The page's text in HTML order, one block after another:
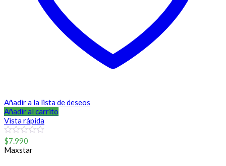
Añadir a la lista de deseos
Añadir al carrito
Vista rápida
0
out
of
$7.990
Maxstar